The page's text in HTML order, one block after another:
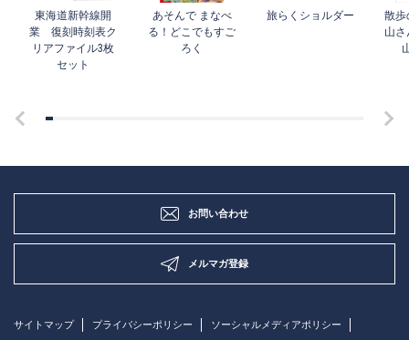
東海道新幹線開
業 復刻時刻表ク
リアファイル3枚
セット
あそんで まなべ
る！どこでもすご
ろく
旅らくショルダー
散歩
山さ
お問い合わせ
メルマガ登録
サイトマップ プライバシーポリシー ソーシャルメディアポリシー